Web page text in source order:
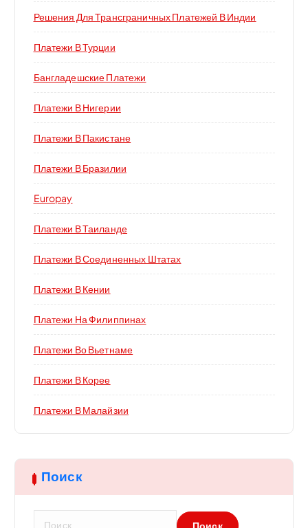
Решения Для Трансграничных Платежей В Индии
Платежи В Турции
Бангладешские Платежи
Платежи В Нигерии
Платежи В Пакистане
Платежи В Бразилии
Europay
Платежи В Таиланде
Платежи В Соединенных Штатах
Платежи В Кении
Платежи На Филиппинах
Платежи Во Вьетнаме
Платежи В Корее
Платежи В Малайзии
Поиск